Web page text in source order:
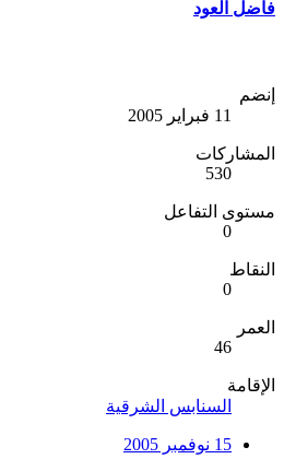
فاضل العود
إنضم
11 فبراير 2005
المشاركات
530
مستوى التفاعل
0
النقاط
0
العمر
46
الإقامة
السنابس الشرقية
15 نوفمبر 2005